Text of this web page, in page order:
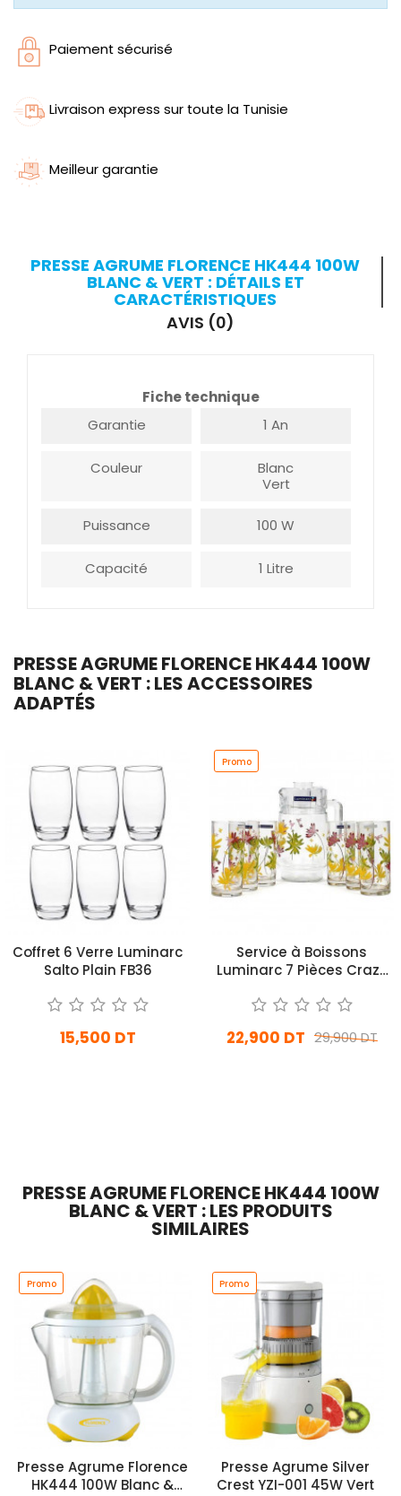
Paiement sécurisé
Livraison express sur toute la Tunisie
Meilleur garantie
PRESSE AGRUME FLORENCE HK444 100W
BLANC & VERT : DÉTAILS ET
CARACTÉRISTIQUES
AVIS (0)
Fiche technique
Garantie
1 An
Couleur
Blanc
Vert
Puissance 100 W
Capacité 1 Litre
PRESSE AGRUME FLORENCE HK444 100W
BLANC & VERT : LES ACCESSOIRES
ADAPTÉS
Coffret 6 Verre Luminarc
Salto Plain FB36
15,500 DT
Promo
Service à Boissons
Luminarc 7 Pièces Crazy
29,900 DT
22,900 DT
PRESSE AGRUME FLORENCE HK444 100W
BLANC & VERT : LES PRODUITS
SIMILAIRES
Promo
Presse Agrume Florence
HK444 100W Blanc &
Promo
Presse Agrume Silver
Crest YZI-001 45W Vert